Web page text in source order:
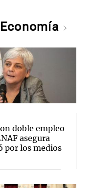
doble empleo
asegura
por los medios